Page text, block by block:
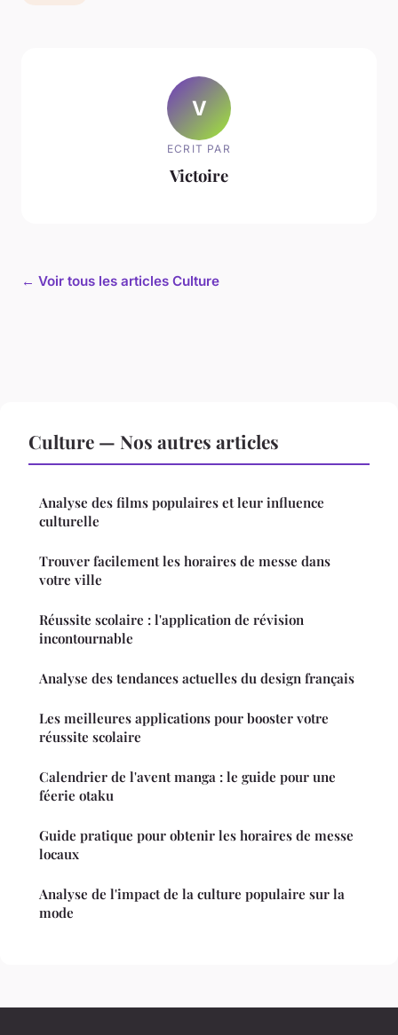
V
ECRIT PAR
Victoire
← Voir tous les articles Culture
Culture — Nos autres articles
Analyse des films populaires et leur influence
culturelle
Trouver facilement les horaires de messe dans
votre ville
Réussite scolaire : l'application de révision
incontournable
Analyse des tendances actuelles du design français
Les meilleures applications pour booster votre
réussite scolaire
Calendrier de l'avent manga : le guide pour une
féerie otaku
Guide pratique pour obtenir les horaires de messe
locaux
Analyse de l'impact de la culture populaire sur la
mode